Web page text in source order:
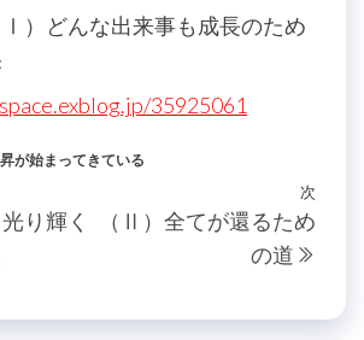
Ⅰ）どんな出来事も成長のため
35925061
が始まってきている
り輝く
次
次
（Ⅱ）全てが還るため
の道